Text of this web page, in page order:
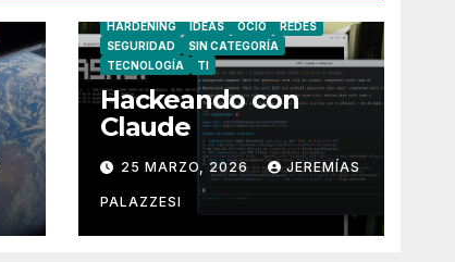
HARDENING
IDEAS OCIO
REDES
SEGURIDAD
SIN CATEGORÍA
TECNOLOGÍA
TI
Hackeando con
Claude
25 MARZO, 2026 JEREMÍAS
PALAZZESI